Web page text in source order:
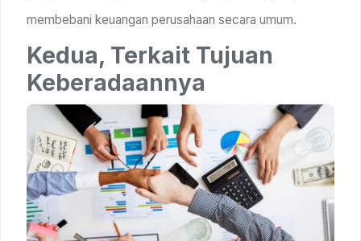
membebani keuangan perusahaan secara umum.
Kedua, Terkait Tujuan
Keberadaannya